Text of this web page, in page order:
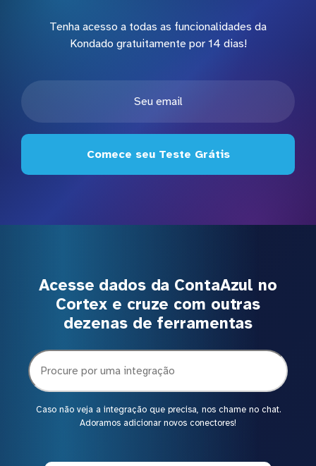
Tenha acesso a todas as funcionalidades da
Kondado gratuitamente por 14 dias!
Comece seu Teste Grátis
Acesse dados da ContaAzul no
Cortex e cruze com outras
dezenas de ferramentas
Caso não veja a integração que precisa, nos chame no chat.
Adoramos adicionar novos conectores!